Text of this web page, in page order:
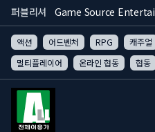
퍼블리셔 Game Source
액션 어드벤처 RPG 캐주얼
멀티플레이어
온라인 협동 협동